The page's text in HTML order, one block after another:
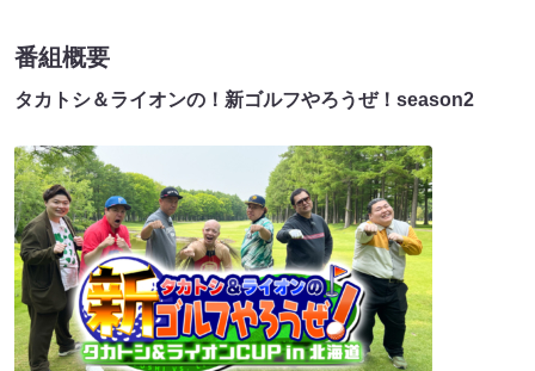
番組概要
タカトシ＆ライオンの！新ゴルフやろうぜ！season2